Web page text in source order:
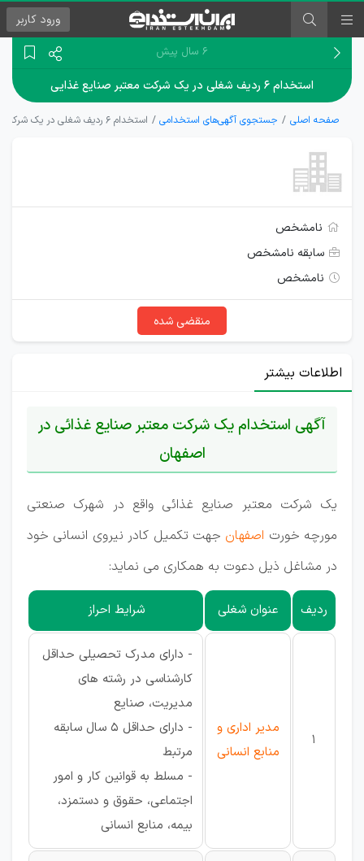
ورود کاربر
۶ سال پیش
استخدام ۶ ردیف شغلی در یک شركت معتبر صنايع غذایی
صفحه اصلی جستجوی آگهی‌های استخدامی استخدام ۶ ردیف شغلی در یک شركت معتبر صنايع غذایی
نامشخص
سابقه نامشخص
نامشخص
منقضی شده
اطلاعات بیشتر
آگهی استخدام یک شرکت معتبر صنایع غذائی در
اصفهان
یک شرکت معتبر صنایع غذائی واقع در شهرک صنعتی
مورچه خورت اصفهان جهت تکمیل کادر نیروی انسانی خود
در مشاغل ذیل دعوت به همکاری می نماید:
ردیف عنوان شغلی شرایط احراز
1
مدیر اداری و
منابع انسانی
- دارای مدرک تحصیلی حداقل
کارشناسی در رشته های
مدیریت، صنایع
- دارای حداقل 5 سال سابقه
مرتبط
- مسلط به قوانین کار و امور
اجتماعی، حقوق و دستمزد،
بیمه، منابع انسانی